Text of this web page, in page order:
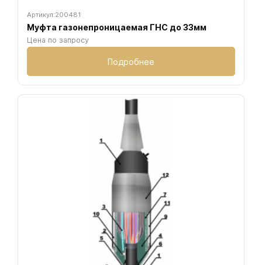
Артикул:200481
Муфта газонепроницаемая ГНС до 33мм
Цена по запросу
Подробнее